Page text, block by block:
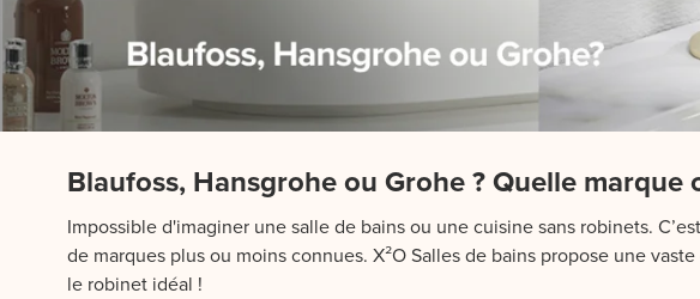
Blaufoss, Hansgrohe ou Grohe ? Quelle marque
Impossible d'imaginer une salle de bains ou une cuisine sans robinets.
de marques plus ou moins connues. X²O Salles de bains propose une
le robinet idéal !